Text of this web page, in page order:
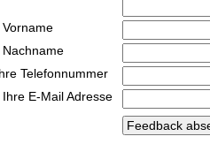
Vorname
Nachname
Telefonnummer
Ihre E-Mail Adresse